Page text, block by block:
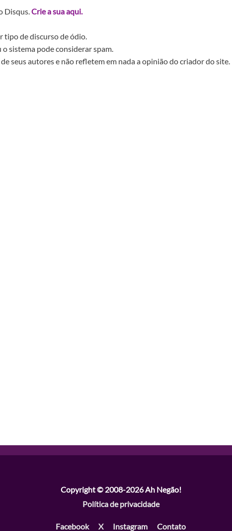
Disqus.Crie a sua aqui.
tipo de discurso de ódio.
sistema pode considerar spam.
seus autores e não refletem em nada a opinião do criador do site.
Copyright © 2008-2026Ah Negão!
Política de privacidade
Facebook X Instagram Contato